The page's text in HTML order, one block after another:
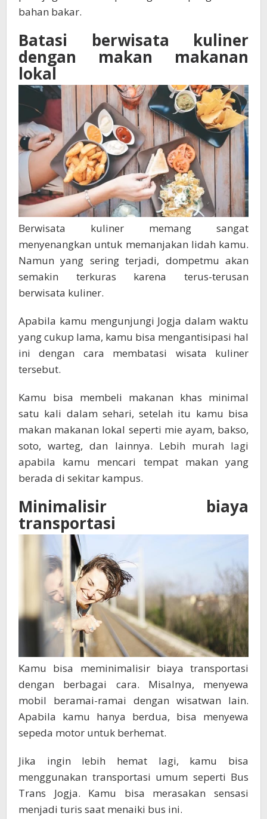
bahan bakar.
Batasi berwisata kuliner
dengan makan makanan
lokal
Berwisata kuliner memang sangat
menyenangkan untuk memanjakan lidah kamu.
Namun yang sering terjadi, dompetmu akan
semakin terkuras karena terus-terusan
berwisata kuliner.
Apabila kamu mengunjungi Jogja dalam waktu
yang cukup lama, kamu bisa mengantisipasi hal
ini dengan cara membatasi wisata kuliner
tersebut.
Kamu bisa membeli makanan khas minimal
satu kali dalam sehari, setelah itu kamu bisa
makan makanan lokal seperti mie ayam, bakso,
soto, warteg, dan lainnya. Lebih murah lagi
apabila kamu mencari tempat makan yang
berada di sekitar kampus.
Minimalisir biaya
transportasi
Kamu bisa meminimalisir biaya transportasi
dengan berbagai cara. Misalnya, menyewa
mobil beramai-ramai dengan wisatwan lain.
Apabila kamu hanya berdua, bisa menyewa
sepeda motor untuk berhemat.
Jika ingin lebih hemat lagi, kamu bisa
menggunakan transportasi umum seperti Bus
Trans Jogja. Kamu bisa merasakan sensasi
menjadi turis saat menaiki bus ini.